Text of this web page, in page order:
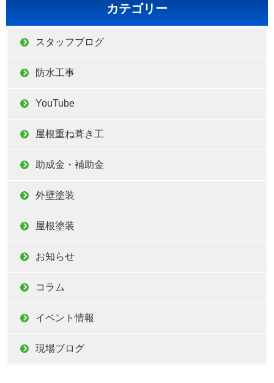
カテゴリー
スタッフブログ
防水工事
YouTube
屋根重ね葺き工
助成金・補助金
外壁塗装
屋根塗装
お知らせ
コラム
イベント情報
現場ブログ